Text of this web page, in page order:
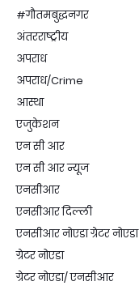
#गौतमबुद्धनगर
अंतरराष्ट्रीय
अपराध
अपराध/Crime
आस्था
एजुकेशन
एन सी आर
एन सी आर न्यूज
एनसीआर
एनसीआर दिल्ली
एनसीआर नोएडा ग्रेटर नोएडा
ग्रेटर नोएडा
ग्रेटर नोएडा/ एनसीआर